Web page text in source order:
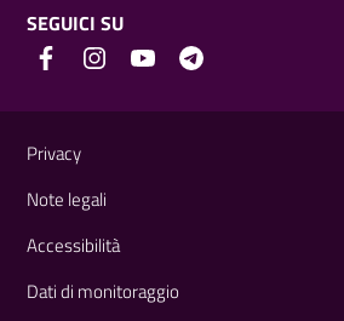
SEGUICI SU
Privacy
Note legali
Accessibilità
Dati di monitoraggio